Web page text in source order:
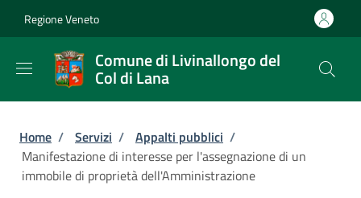
Regione Veneto
Comune di Livinallongo del
Col di Lana
Briciole di pane
Home / Servizi / Appalti pubblici /
Manifestazione di interesse per l'assegnazione di un
immobile di proprietà dell'Amministrazione